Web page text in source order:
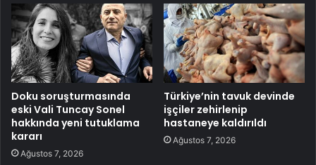
Doku soruşturmasında
eski Vali Tuncay Sonel
hakkında yeni tutuklama
kararı
Ağustos 7, 2026
Türkiye’nin tavuk devinde
işçiler zehirlenip
hastaneye kaldırıldı
Ağustos 7, 2026